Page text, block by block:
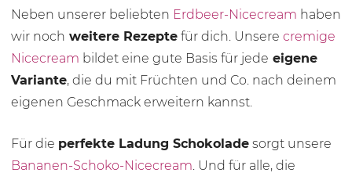
Neben unserer beliebten Erdbeer-Nicecream haben
wir noch weitere Rezepte für dich. Unsere cremige
Nicecream bildet eine gute Basis für jede eigene
Variante, die du mit Früchten und Co. nach deinem
eigenen Geschmack erweitern kannst.
Für die perfekte Ladung Schokolade sorgt unsere
Bananen-Schoko-Nicecream. Und für alle, die